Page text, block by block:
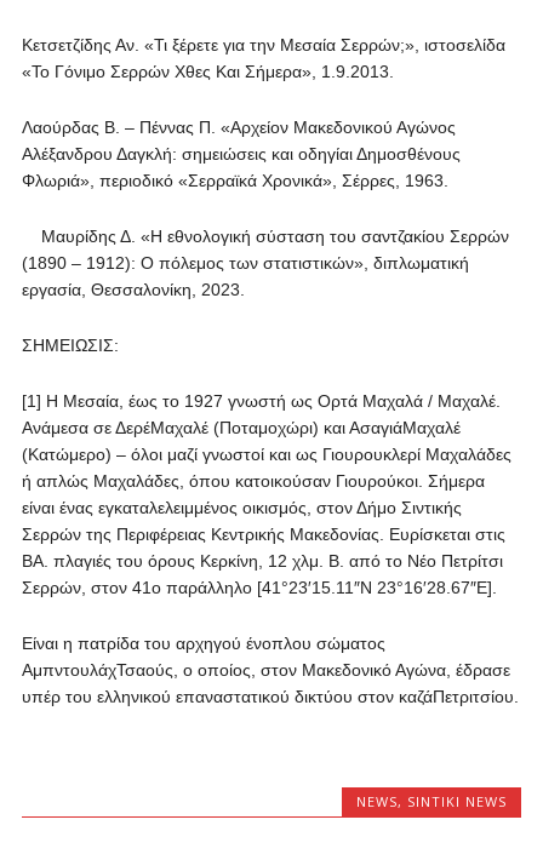
Κετσετζίδης Αν. «Τι ξέρετε για την Μεσαία Σερρών;», ιστοσελίδα
«Το Γόνιμο Σερρών Χθες Και Σήμερα», 1.9.2013.
Λαούρδας Β. – Πέννας Π. «Αρχείον Μακεδονικού Αγώνος
Αλέξανδρου Δαγκλή: σημειώσεις και οδηγίαι Δημοσθένους
Φλωριά», περιοδικό «Σερραϊκά Χρονικά», Σέρρες, 1963.
Μαυρίδης Δ. «Η εθνολογική σύσταση του σαντζακίου Σερρών
(1890 – 1912): Ο πόλεμος των στατιστικών», διπλωματική
εργασία, Θεσσαλονίκη, 2023.
ΣΗΜΕΙΩΣΙΣ:
[1] Η Μεσαία, έως το 1927 γνωστή ως Ορτά Μαχαλά / Μαχαλέ.
Ανάμεσα σε ΔερέΜαχαλέ (Ποταμοχώρι) και ΑσαγιάΜαχαλέ
(Κατώμερο) – όλοι μαζί γνωστοί και ως Γιουρουκλερί Μαχαλάδες
ή απλώς Μαχαλάδες, όπου κατοικούσαν Γιουρούκοι. Σήμερα
είναι ένας εγκαταλελειμμένος οικισμός, στον Δήμο Σιντικής
Σερρών της Περιφέρειας Κεντρικής Μακεδονίας. Ευρίσκεται στις
ΒΑ. πλαγιές του όρους Κερκίνη, 12 χλμ. Β. από το Νέο Πετρίτσι
Σερρών, στον 41ο παράλληλο [41°23′15.11″N 23°16′28.67″E].
Είναι η πατρίδα του αρχηγού ένοπλου σώματος
ΑμπντουλάχΤσαούς, ο οποίος, στον Μακεδονικό Αγώνα, έδρασε
υπέρ του ελληνικού επαναστατικού δικτύου στον καζάΠετριτσίου.
NEWS, SINTIKI NEWS